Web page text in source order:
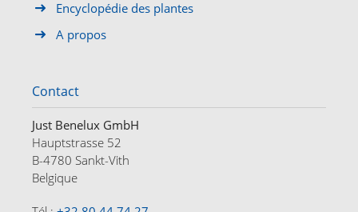
Encyclopédie des plantes
A propos
Contact
Just Benelux GmbH
Hauptstrasse 52
B-4780 Sankt-Vith
Belgique